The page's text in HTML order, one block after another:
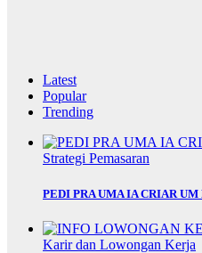
Latest
Popular
Trending
Strategi Pemasaran
PEDI PRA UMA IA CRIAR
Karir dan Lowongan Kerja